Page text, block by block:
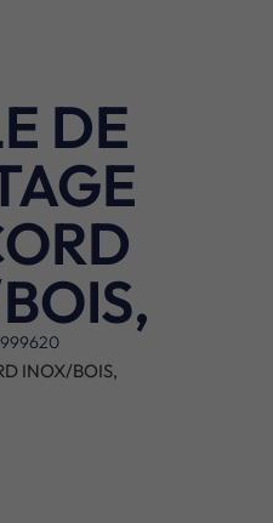
DE
INOX/BOIS,